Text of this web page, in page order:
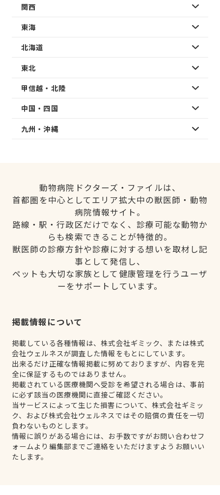
関西
東海
北海道
東北
甲信越・北陸
中国・四国
九州・沖縄
動物病院ドクターズ・ファイルは、
首都圏を中心としてエリア拡大中の獣医師・動物
病院情報サイト。
路線・駅・行政区だけでなく、診療可能な動物か
らも検索できることが特徴的。
獣医師の診療方針や診療に対する想いを取材し記
事として発信し、
ペットも大切な家族として健康管理を行うユーザ
ーをサポートしています。
掲載情報について
掲載している各種情報は、株式会社ギミック、または株式
会社ウェルネスが調査した情報をもとにしています。
出来るだけ正確な情報掲載に努めておりますが、内容を完
全に保証するものではありません。
掲載されている医療機関へ受診を希望される場合は、事前
に必ず該当の医療機関に直接ご確認ください。
当サービスによって生じた損害について、株式会社ギミッ
ク、および株式会社ウェルネスではその賠償の責任を一切
負わないものとします。
情報に誤りがある場合には、お手数ですがお問い合わせフ
ォームより編集部までご連絡をいただけますようお願いい
たします。